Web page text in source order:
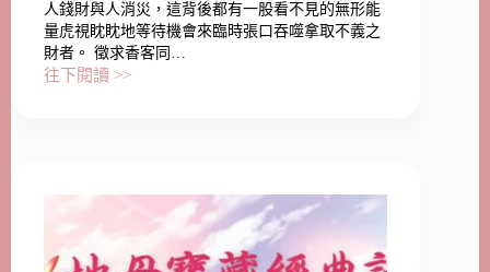
人錢財與人消災，這背後都有一股看不見的無形能
量虎視眈眈地等待機會來臨時張口吞噬拿取不義之
財者。 徵求香客同…
往下閱讀 >>